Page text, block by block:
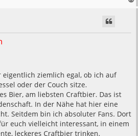
eigentlich ziemlich egal, ob ich auf
oder der Couch sitze.
Bier, am liebsten Craftbier. Das ist
In der Nähe hat hier eine
Seitdem bin ich absoluter Fans. Dort
euch vielleicht interessant, in einem
leckeres Craftbier trinken.